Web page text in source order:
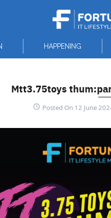
HAPPENING
Mtt3.75toys
Posted On 12 June